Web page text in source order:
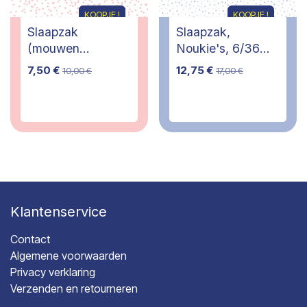
KOOPJE !
Slaapzak
(mouwen
afritsbaar), Jollein,
7,50 € 10,00€
KOOPJE !
Slaapzak,
Noukie's, 6/36
maanden
12,75€ 17,00€
Klantenservice
Contact
Algemene voorwaarden
Privacy verklaring
Verzenden en retourneren